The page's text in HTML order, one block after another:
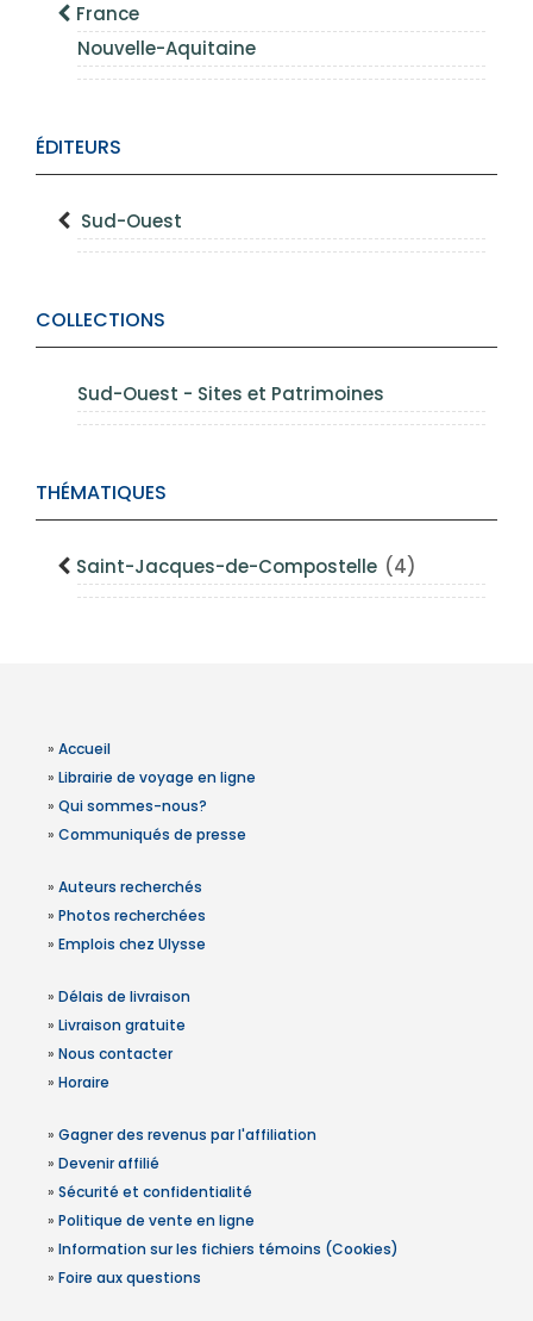
France
Nouvelle-Aquitaine
ÉDITEURS
Sud-Ouest
COLLECTIONS
Sud-Ouest - Sites et Patrimoines
THÉMATIQUES
Saint-Jacques-de-Compostelle (4)
» Accueil
» Librairie de voyage en ligne
» Qui sommes-nous?
» Communiqués de presse
» Auteurs recherchés
» Photos recherchées
» Emplois chez Ulysse
» Délais de livraison
» Livraison gratuite
» Nous contacter
» Horaire
» Gagner des revenus par l'affiliation
» Devenir affilié
» Sécurité et confidentialité
» Politique de vente en ligne
» Information sur les fichiers témoins (Cookies)
» Foire aux questions